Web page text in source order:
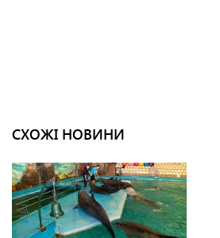
СХОЖІ НОВИНИ